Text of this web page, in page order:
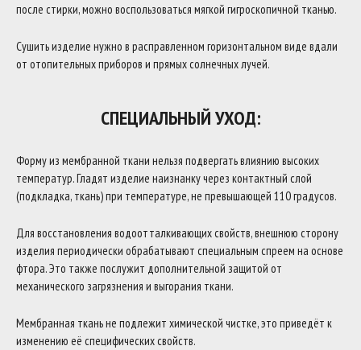
после стирки, можно воспользоваться мягкой гигроскопичной тканью.
Сушить изделие нужно в расправленном горизонтальном виде вдали
от отопительных приборов и прямых солнечных лучей.
СПЕЦИАЛЬНЫЙ УХОД:
Форму из мембранной ткани нельзя подвергать влиянию высоких
температур. Гладят изделие наизнанку через контактный слой
(подкладка, ткань) при температуре, не превышающей 110 градусов.
Для восстановления водоотталкивающих свойств, внешнюю сторону
изделия периодически обрабатывают специальным спреем на основе
фтора. Это также послужит дополнительной защитой от
механического загрязнения и выгорания ткани.
Мембранная ткань не подлежит химической чистке, это приведёт к
изменению её специфических свойств.